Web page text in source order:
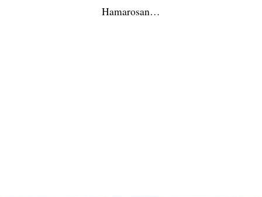
Hamarosan…